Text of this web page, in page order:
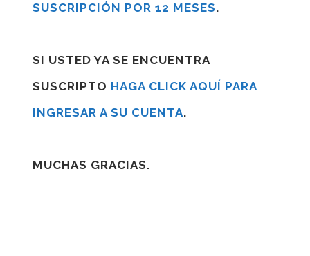
SUSCRIPCIÓN POR 12 MESES.
SI USTED YA SE ENCUENTRA
SUSCRIPTO HAGA CLICK AQUÍ PARA
INGRESAR A SU CUENTA.
MUCHAS GRACIAS.